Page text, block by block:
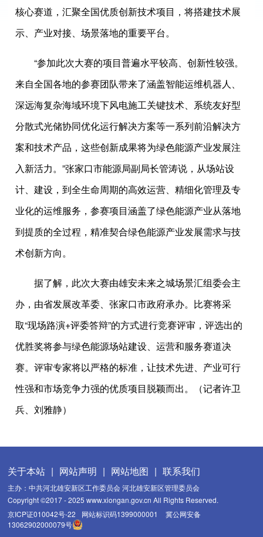
核心赛道，汇聚全国优质创新技术项目，将搭建技术展
示、产业对接、场景落地的重要平台。
“参加此次大赛的项目普遍水平较高、创新性较强。
来自全国各地的参赛团队带来了涵盖智能运维机器人、
深远海复杂海域环境下风电施工关键技术、系统友好型
分散式光储协同优化运行解决方案等一系列前沿解决方
案和技术产品，这些创新成果将为绿色能源产业发展注
入新活力。”张家口市能源局副局长管涛说，从场站设
计、建设，到全生命周期的高效运营、精细化管理及专
业化的运维服务，参赛项目涵盖了绿色能源产业从落地
到提质的全过程，精准契合绿色能源产业发展需求与技
术创新方向。
据了解，此次大赛由雄安未来之城场景汇组委会主
办，由省发展改革委、张家口市政府承办。比赛将采
取“现场路演+评委答辩”的方式进行竞赛评审，评选出的
优胜奖将参与绿色能源场站建设、运营和服务赛道决
赛。评审专家将以严格的标准，让技术先进、产业可行
性强和市场竞争力强的优质项目脱颖而出。（记者许卫
兵、刘雅静）
关于本站 | 网站声明 | 网站地图 | 联系我们
主办：中共河北雄安新区工作委员会 河北雄安新区管理委员会
Copyright ©2017 - 2025 www.xiongan.gov.cn All Rights Reserved.
京ICP证010042号-22
网站标识码1399000001
冀公网安备
13062902000079号